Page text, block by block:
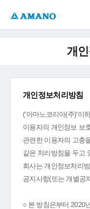
개
개인정보처리방침
('아마노코리아(주)'이
이용자의 개인정보 보
관련한 이용자의 고충
같은 처리방침을 두고
회사는 개인정보처리
공지사항(또는 개별공
○ 본 방침은부터 2020